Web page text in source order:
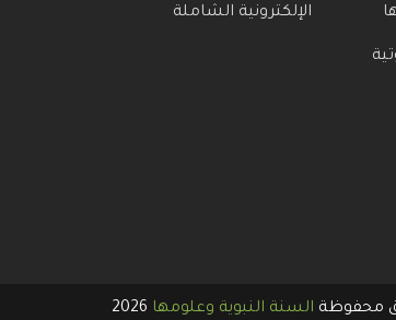
الإلكترونية الشاملة
محفوظة السنة النبوية وعلومها